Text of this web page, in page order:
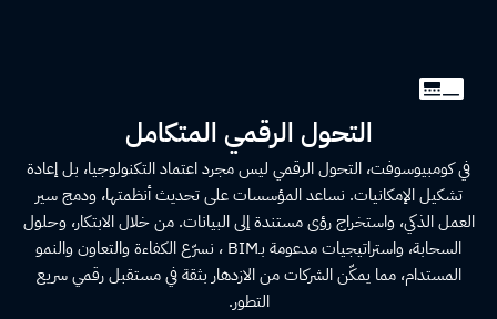
التحول الرقمي المتكامل
في كومبيوسوفت، التحول الرقمي ليس مجرد اعتماد التكنولوجيا، بل إعادة
تشكيل الإمكانيات. نساعد المؤسسات على تحديث أنظمتها، ودمج سير
العمل الذكي، واستخراج رؤى مستندة إلى البيانات. من خلال الابتكار، وحلول
السحابة، واستراتيجيات مدعومة بـBIM ، نسرّع الكفاءة والتعاون والنمو
المستدام، مما يمكّن الشركات من الازدهار بثقة في مستقبل رقمي سريع
التطور.